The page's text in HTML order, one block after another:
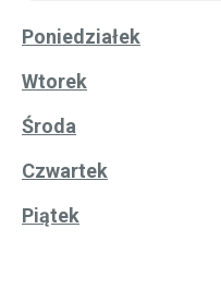
Poniedziałek
Wtorek
Środa
Czwartek
Piątek